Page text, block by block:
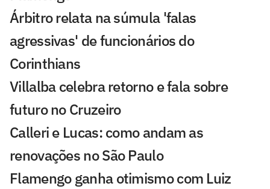
Árbitro relata na súmula 'falas
agressivas' de funcionários do
Corinthians
Villalba celebra retorno e fala sobre
futuro no Cruzeiro
Calleri e Lucas: como andam as
renovações no São Paulo
Flamengo ganha otimismo com Luiz